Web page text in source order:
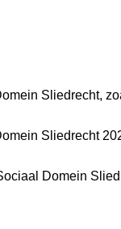
Sliedrecht,
Sliedrecht
Domein